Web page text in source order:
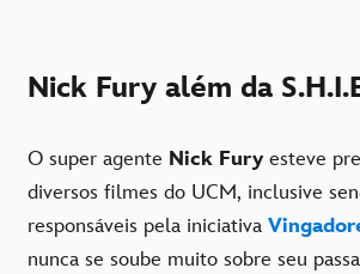
Nick Fury além da
O super agente Nick Fury esteve
diversos filmes do UCM, inclusive
responsáveis pela iniciativa
nunca se soube muito sobre seu